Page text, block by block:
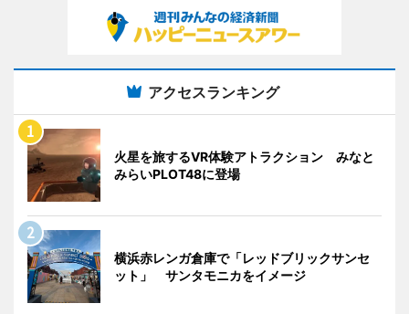
アクセスランキング
火星を旅するVR体験アトラクション みなと
みらいPLOT48に登場
横浜赤レンガ倉庫で「レッドブリックサンセ
ット」 サンタモニカをイメージ